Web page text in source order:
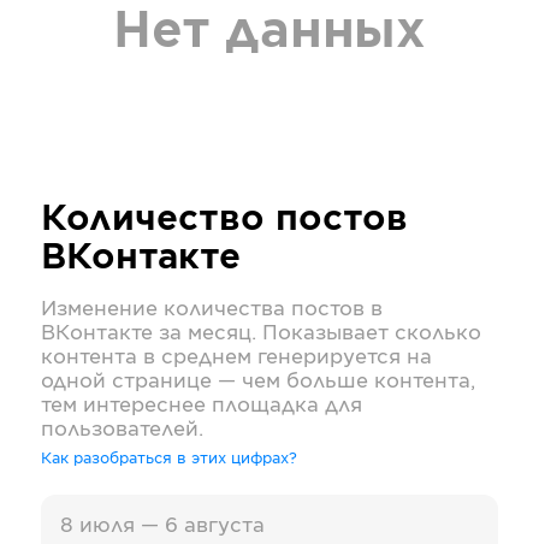
Нет данных
Количество постов
ВКонтакте
Изменение количества постов в
ВКонтакте за месяц. Показывает сколько
контента в среднем генерируется на
одной странице — чем больше контента,
тем интереснее площадка для
пользователей.
Как разобраться в этих цифрах?
8 июля — 6 августа